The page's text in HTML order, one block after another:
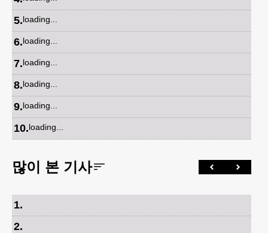
5.loading...
6.loading...
7.loading...
8.loading...
9.loading...
10.loading...
많이 본 기사
1.
2.